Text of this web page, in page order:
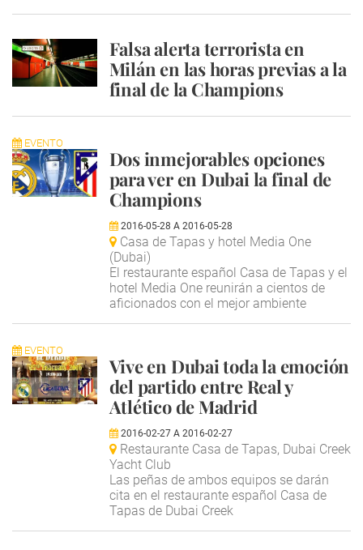
Falsa alerta terrorista en
Milán en las horas previas a la
final de la Champions
EVENTO
Dos inmejorables opciones
para ver en Dubai la final de
Champions
2016-05-28 A 2016-05-28
Casa de Tapas y hotel Media One
(Dubai)
El restaurante español Casa de Tapas y el
hotel Media One reunirán a cientos de
aficionados con el mejor ambiente
EVENTO
Vive en Dubai toda la emoción
del partido entre Real y
Atlético de Madrid
2016-02-27A 2016-02-27
Restaurante Casa de Tapas, Dubai Creek
Yacht Club
Las peñas de ambos equipos se darán
cita en el restaurante español Casa de
Tapas de Dubai Creek